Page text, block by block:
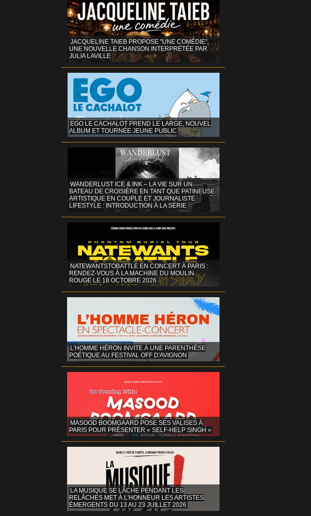
JACQUELINE TAIEB PROPOSE "UNE COMÉDIE",
UNE NOUVELLE CHANSON INTERPRÉTÉE PAR
JULIA LAVILLE
EGO LE CACHALOT PREND LE LARGE, NOUVEL
ALBUM ET TOURNÉE JEUNE PUBLIC
WANDERLUST ICE & INK – LA VIE SUR UN
BATEAU DE CROISIÈRE EN TANT QUE PATINEUSE
ARTISTIQUE EN COUPLE ET JOURNALISTE
LIFESTYLE : INTRODUCTION À LA SÉRIE
NATEWANTSTOBATTLE EN CONCERT À PARIS :
RENDEZ-VOUS À LA MACHINE DU MOULIN
ROUGE LE 18 OCTOBRE 2026
L'HOMME HÉRON INVITE À UNE PARENTHÈSE
POÉTIQUE AU FESTIVAL OFF D'AVIGNON
MASOOD BOOMGAARD POSE SES VALISES À
PARIS POUR PRÉSENTER « SELF-HELP SINGH »
LA MUSIQUE SE LÂCHE PENDANT LES
RELÂCHES MET À L'HONNEUR LES ARTISTES
ÉMERGENTS DU 13 AU 23 JUILLET 2026